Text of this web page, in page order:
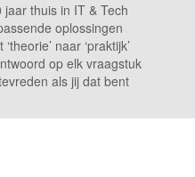
jaar thuis in IT & Tech
oplossingen
naar ‘praktijk’
op elk vraagstuk
als jij dat bent